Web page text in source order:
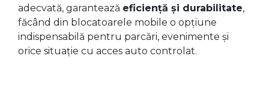
adecvată, garantează eficiență și durabilitate,
făcând din blocatoarele mobile o opțiune
indispensabilă pentru parcări, evenimente și
orice situație cu acces auto controlat.